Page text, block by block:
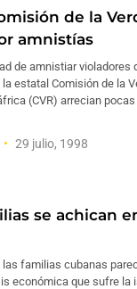
de la
amnistías
de amnistiar violadores
estatal Comisión de la
(CVR) arrecian
29 julio, 1998
se achican
las familias cubanas
económica que sufre la